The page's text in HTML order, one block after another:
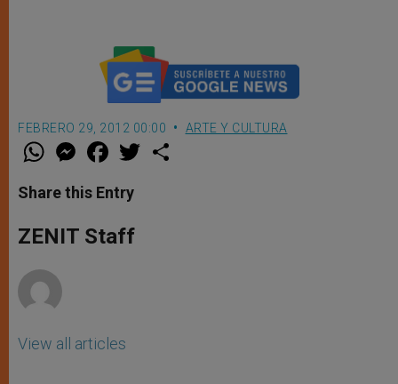
FEBRERO 29, 2012 00:00 ARTE Y CULTURA
W
t
s
p
p
M
e
s
e
g
e
F
a
e
b
o
k
w
Share this Entry
ZENIT Staff
View all articles